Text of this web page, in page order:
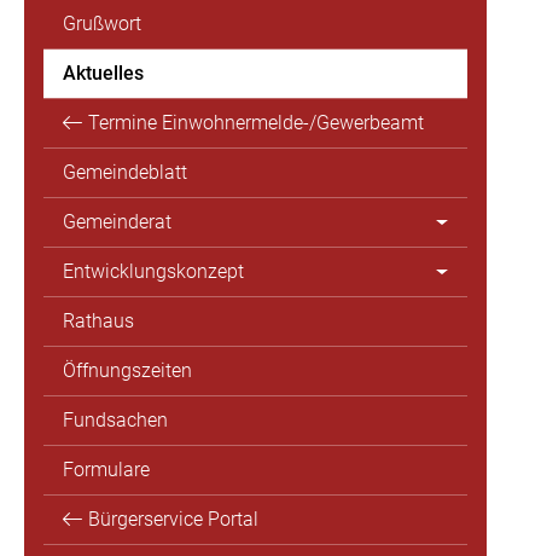
Grußwort
Aktuelles
Termine Einwohnermelde-/Gewerbeamt
Gemeindeblatt
Gemeinderat
Entwicklungskonzept
Rathaus
Öffnungszeiten
Fundsachen
Formulare
Bürgerservice Portal